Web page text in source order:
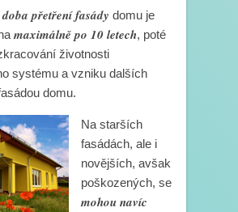
přetření fasády domu je
maximálně po 10 letech, poté
životnosti
systému a vzniku dalších
domu.
Na starších
fasádách, ale i
novějších, avšak
poškozených, se
mohou navíc